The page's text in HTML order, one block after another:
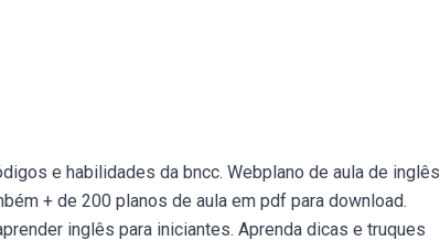
e habilidades da bncc. Webplano de aula de inglês
+ de 200 planos de aula em pdf para download.
inglês para iniciantes. Aprenda dicas e truques